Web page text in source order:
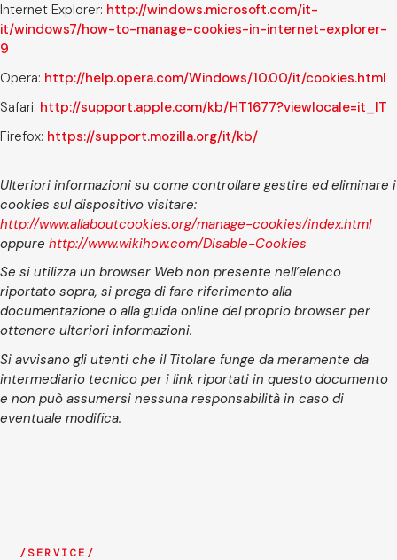
Internet Explorer: http://windows.microsoft.com/it-
it/windows7/how-to-manage-cookies-in-internet-explorer-
9
Opera: http://help.opera.com/Windows/10.00/it/cookies.html
Safari: http://support.apple.com/kb/HT1677?viewlocale=it_IT
Firefox: https://support.mozilla.org/it/kb/
Ulteriori informazioni su come controllare gestire ed eliminare i
cookies sul dispositivo visitare:
http://www.allaboutcookies.org/manage-cookies/index.html
oppure http://www.wikihow.com/Disable-Cookies
Se si utilizza un browser Web non presente nell’elenco
riportato sopra, si prega di fare riferimento alla
documentazione o alla guida online del proprio browser per
ottenere ulteriori informazioni.
Si avvisano gli utenti che il Titolare funge da meramente da
intermediario tecnico per i link riportati in questo documento
e non può assumersi nessuna responsabilità in caso di
eventuale modifica.
SERVICE